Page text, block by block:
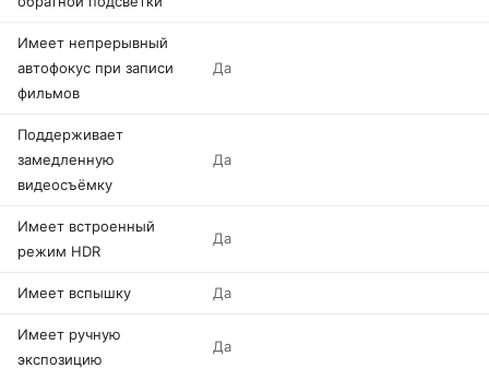
Имеет непрерывный
автофокус при записи
фильмов
Да
Поддерживает
замедленную
видеосъёмку
Да
Имеет встроенный
режим HDR
Да
Имеет вспышку Да
Имеет ручную
экспозицию
Да